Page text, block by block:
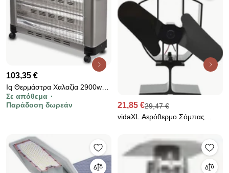
103,35 €
Iq Θερμάστρα Χαλαζία 2900w
Ht-1454
Σε απόθεμα
Παράδοση δωρεάν
21,85 €29,47 €
vidaXL Αερόθερμο Σόμπας